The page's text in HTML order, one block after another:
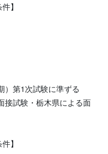
】
）第1次試験に準ずる
接試験・栃木県による面
】